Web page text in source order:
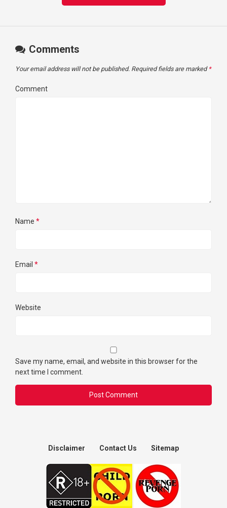
Comments
Your email address will not be published. Required fields are marked *
Comment
Name *
Email *
Website
Save my name, email, and website in this browser for the
next time I comment.
Disclaimer Contact Us Sitemap